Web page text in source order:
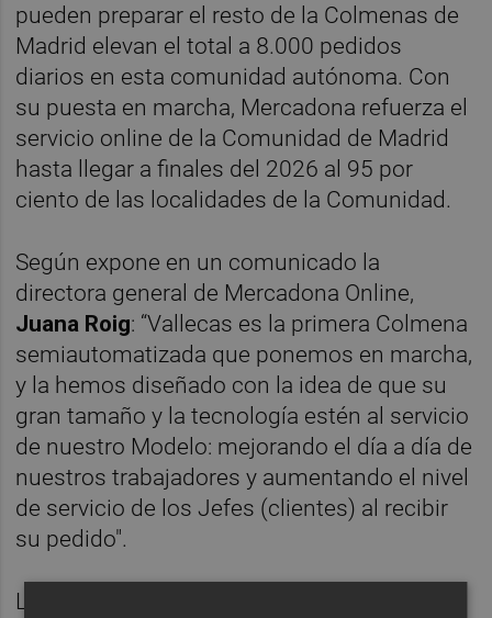
pueden preparar el resto de la Colmenas de
Madrid elevan el total a 8.000 pedidos
diarios en esta comunidad autónoma. Con
su puesta en marcha, Mercadona refuerza el
servicio online de la Comunidad de Madrid
hasta llegar a finales del 2026 al 95 por
ciento de las localidades de la Comunidad.
Según expone en un comunicado la
directora general de Mercadona Online,
Juana Roig: “Vallecas es la primera Colmena
semiautomatizada que ponemos en marcha,
y la hemos diseñado con la idea de que su
gran tamaño y la tecnología estén al servicio
de nuestro Modelo: mejorando el día a día de
nuestros trabajadores y aumentando el nivel
de servicio de los Jefes (clientes) al recibir
su pedido".
La Colmena de Vallecas dispondrá, además,